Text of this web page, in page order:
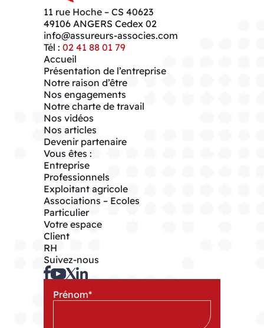
11 rue Hoche – CS 40623
49106 ANGERS Cedex 02
info@assureurs-associes.com
Tél : 02 41 88 01 79
Accueil
Présentation de l’entreprise
Notre raison d’être
Nos engagements
Notre charte de travail
Nos vidéos
Nos articles
Devenir partenaire
Vous êtes :
Entreprise
Professionnels
Exploitant agricole
Associations – Ecoles
Particulier
Votre espace
Client
RH
Suivez-nous
Prénom*